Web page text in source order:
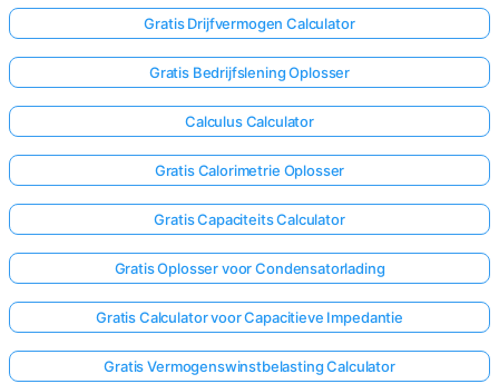
Gratis Drijfvermogen Calculator
Gratis Bedrijfslening Oplosser
Calculus Calculator
Gratis Calorimetrie Oplosser
Gratis Capaciteits Calculator
Gratis Oplosser voor Condensatorlading
Gratis Calculator voor Capacitieve Impedantie
Gratis Vermogenswinstbelasting Calculator